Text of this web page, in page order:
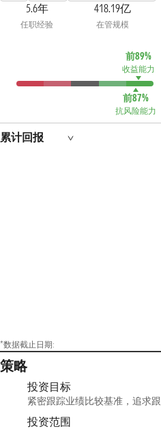
数证券投资基金联接基金的基金经理。2022
月起任华泰柏瑞中证全指电力公用事业交易
开放式指数证券投资基金的基金经理。2022年
开放式指数证券投资基金的基金经理。2023
月起任华泰柏瑞纳斯达克100交易型开放式指
证券投资基金（QDII）的基金经理。2023年4月
任华泰柏瑞中证全指电力公用事业交易型开
式指数证券投资基金发起式联接基金的基金
理。2023年9月起任华泰柏瑞中证2000交易型开
式指数证券投资基金、华泰柏瑞中证韩交
韩半导体交易型开放式指数证券投资基金发
式联接基金（QDII）的基金经理。2023年10月
5.6年
任职经验
418.19亿
在管规模
前89%
收益能力
前87%
抗风险能力
累计回报
*数据截止日期:
策略
投资目标
紧密跟踪业绩比较基准，追求
投资范围